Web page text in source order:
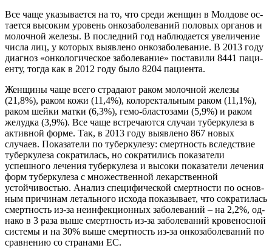
Все чаще указывается на то, что среди женщин в Молдове ос­
тается высоким уровень онкоза­болеваний половых органов и
молочной железы. В последний год наблюдается увеличение
числа лиц, у которых выявле­но онкозаболевание. В 2013 году
диагноз «онкологическое забо­левание» поставили 8441 паци­
енту, тогда как в 2012 году было 8204 пациента.
Женщины чаще всего стра­дают раком молочной железы
(21,8%), раком кожи (11,4%), ко­лоректальным раком (11,1%),
ра­ком шейки матки (6,3%), гемо-бластозами (5,9%) и раком
же­лудка (3,9%). Все чаще встреча­ются случаи туберкулеза в
актив­ной форме. Так, в 2013 году вы­явлено 867 новых
случаев. По­казатели по туберкулезу: смер­тность вследствие
туберкулеза сократилась, но сократились по­казатели
успешного лечения ту­беркулеза и высоки показате­ли лечения
форм туберкулеза с множественной лекарственной
устойчивостью. Анализ специ­фической смертности по основ­
ным причинам летального исхо­да показывает, что сократилась
смертность из-за неинфекцион­ных заболеваний – на 2,2%, од­
нако в 3 раза выше смертность из-за заболеваний кровеносной
системы и на 30% выше смерт­ность из-за онкозаболеваний по
сравнению со странами ЕС.